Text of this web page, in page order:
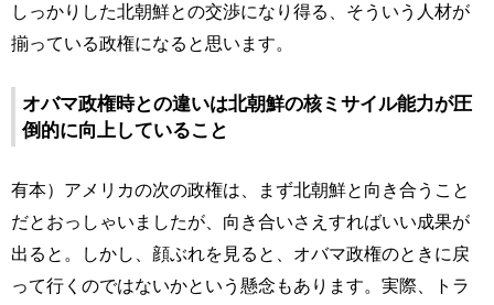
しっかりした北朝鮮との交渉になり得る、そういう人材が
揃っている政権になると思います。
オバマ政権時との違いは北朝鮮の核ミサイル能力が圧
倒的に向上していること
有本）アメリカの次の政権は、まず北朝鮮と向き合うこと
だとおっしゃいましたが、向き合いさえすればいい成果が
出ると。しかし、顔ぶれを見ると、オバマ政権のときに戻
って行くのではないかという懸念もあります。実際、トラ